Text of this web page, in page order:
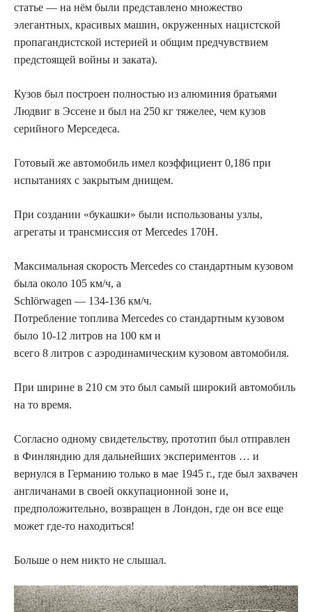
статье — на нём были представлено множество
элегантных, красивых машин, окруженных нацистской
пропагандистской истерией и общим предчувствием
предстоящей войны и заката).
Кузов был построен полностью из алюминия братьями
Людвиг в Эссене и был на 250 кг тяжелее, чем кузов
серийного Мерседеса.
Готовый же автомобиль имел коэффициент 0,186 при
испытаниях с закрытым днищем.
При создании «букашки» были использованы узлы,
агрегаты и трансмиссия от Mercedes 170H.
Максимальная скорость Mercedes со стандартным кузовом
была около 105 км/ч, а
Schlörwagen — 134-136 км/ч.
Потребление топлива Mercedes со стандартным кузовом
было 10-12 литров на 100 км и
всего 8 литров с аэродинамическим кузовом автомобиля.
При ширине в 210 см это был самый широкий автомобиль
на то время.
Согласно одному свидетельству, прототип был отправлен
в Финляндию для дальнейших экспериментов … и
вернулся в Германию только в мае 1945 г., где был захвачен
англичанами в своей оккупационной зоне и,
предположительно, возвращен в Лондон, где он все еще
может где-то находиться!
Больше о нем никто не слышал.